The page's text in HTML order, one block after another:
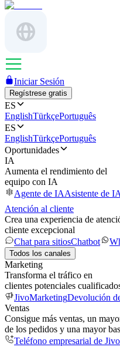
Iniciar Sesión
Regístrese gratis
ES
EnglishTürkçePortuguês
ES
EnglishTürkçePortuguês
Oportunidades
IA
Aumenta el rendimiento del
equipo con IA
Agente de IAAsistente de IA
Atención al cliente
Crea una experiencia de
cliente excepcional
Chat para sitiosChatbot
Todos los canales
Marketing
Transforma el tráfico en
clientes potenciales
JivoMarketingDevolución
Ventas
Consigue más ventas, un
de los pedidos y una mayor
Teléfono empresarial de